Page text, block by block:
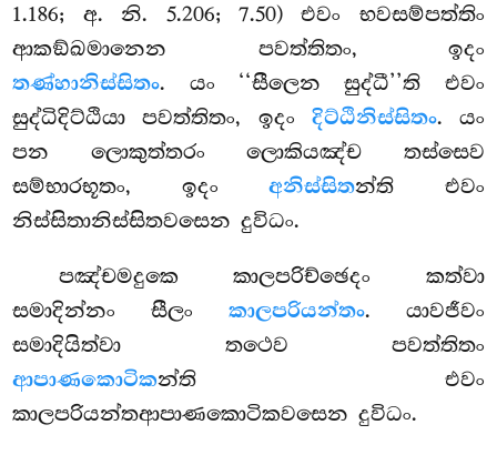
1.186; අ. නි. 5.206; 7.50) එවං භවසම්පත්තිං
ආකඞ්ඛමානෙන පවත්තිතං, ඉදං
තණ්හානිස්සිතං. යං ‘‘සීලෙන සුද්ධී’’ති එවං
සුද්ධිදිට්ඨියා පවත්තිතං, ඉදං දිට්ඨිනිස්සිතං. යං
පන ලොකුත්තරං ලොකියඤ්ච තස්සෙව
සම්භාරභූතං, ඉදංඅනිස්සිතන්ති එවං
නිස්සිතානිස්සිතවසෙන දුවිධං.
පඤ්චමදුකෙ කාලපරිච්ඡෙදං කත්වා
සමාදින්නං සීලං කාලපරියන්තං. යාවජීවං
සමාදියිත්වා තථෙව පවත්තිතං
ආපාණකොටිකන්ති එවං
කාලපරියන්තආපාණකොටිකවසෙන දුවිධං.